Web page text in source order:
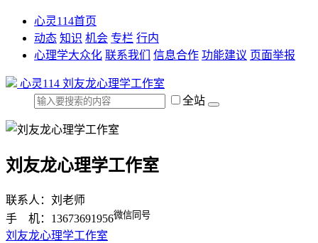
心灵114首页
动态 知识 机会 专栏 行内
心理学大众化 联系我们 信息合作 功能建议 页面举报
心灵114 刘友龙心理学工作室
全站
刘友龙心理学工作室
联系人：刘老师
手 机：13673691956微信同号
刘友龙心理学工作室